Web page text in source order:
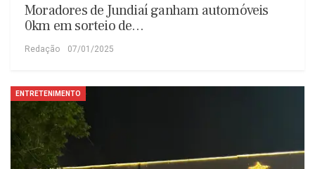
Moradores de Jundiaí ganham automóveis
0km em sorteio de…
Redação 07/01/2025
ENTRETENIMENTO